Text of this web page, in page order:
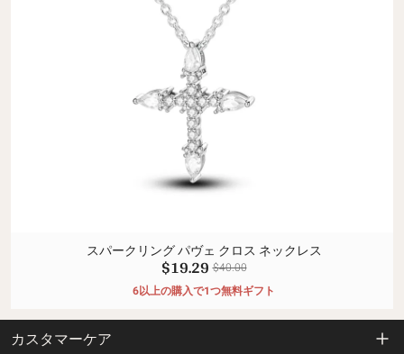
スパークリング パヴェ クロス ネックレス
$19.29 $40.00
6以上の購入で1つ無料ギフト
カスタマーケア